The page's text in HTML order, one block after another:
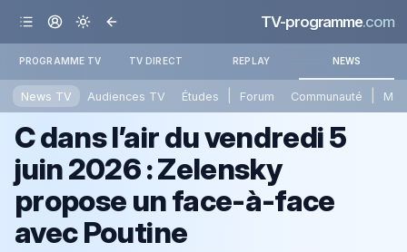
TV-programme.com
PROGRAMME TV TV DIRECT REPLAY NEWS
News TV Audiences TV Études Forum Communauté
C dans l’air du vendredi 5
juin 2026 : Zelensky
propose un face-à-face
avec Poutine